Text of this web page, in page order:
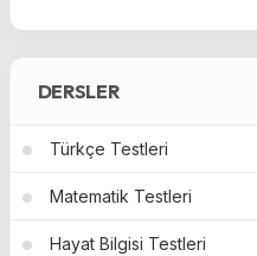
DERSLER
Türkçe Testleri
Matematik Testleri
Hayat Bilgisi Testleri